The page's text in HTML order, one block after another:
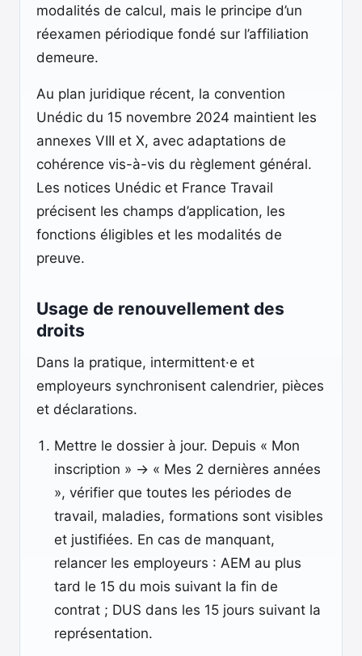
modalités de calcul, mais le principe d’un
réexamen périodique fondé sur l’affiliation
demeure.
Au plan juridique récent, la convention
Unédic du 15 novembre 2024 maintient les
annexes VIII et X, avec adaptations de
cohérence vis-à-vis du règlement général.
Les notices Unédic et France Travail
précisent les champs d’application, les
fonctions éligibles et les modalités de
preuve.
Usage de renouvellement des
droits
Dans la pratique, intermittent·e et
employeurs synchronisent calendrier, pièces
et déclarations.
Mettre le dossier à jour. Depuis « Mon
inscription » → « Mes 2 dernières années
», vérifier que toutes les périodes de
travail, maladies, formations sont visibles
et justifiées. En cas de manquant,
relancer les employeurs : AEM au plus
tard le 15 du mois suivant la fin de
contrat ; DUS dans les 15 jours suivant la
représentation.